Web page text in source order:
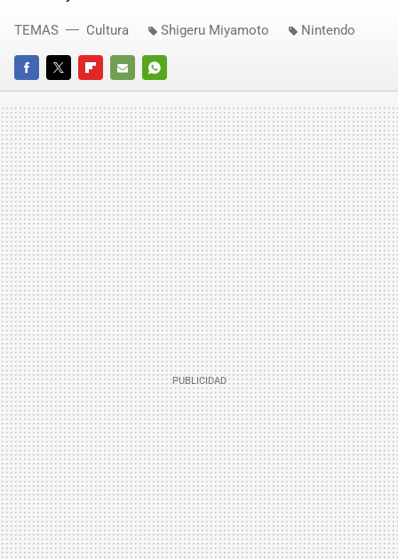
FACEBOOKTWITTERFLIPBOARD
E-
MAIL
WHATSAPP
TEMAS Cultura Shigeru Miyamoto Nintendo